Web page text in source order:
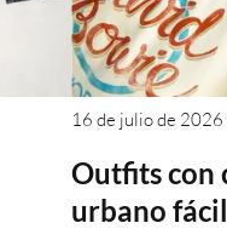
16 de julio de 2026
Outfits con
urbano fácil